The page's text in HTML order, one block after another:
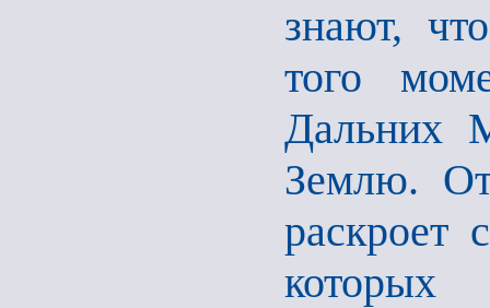
знают,
того
Дальних
Землю.
раскроет
которых